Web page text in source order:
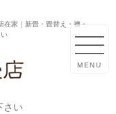
家｜新畳・畳替え・襖・
さい
MENU